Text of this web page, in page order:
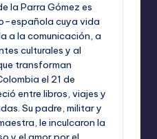
la Parra Gómez es
cuya vida
a la comunicación, a
culturales y al
transforman
el 21 de
entre libros, viajes y
Su padre, militar y
le inculcaron la